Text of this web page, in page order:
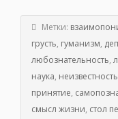
Метки:
грусть, гуманизм,
любознательность,
наука, неизвестность
принятие,
смысл жизни, стол